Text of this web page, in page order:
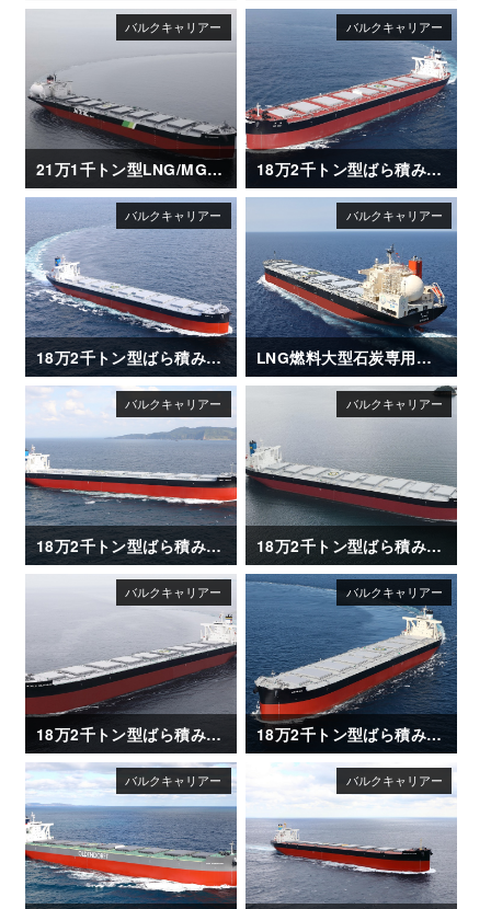
21万1千トン型LNG/MGO 二元燃料ばら積み運搬船「SG SUNRISE」 18万2千トン型ばら積み運搬船「BO MAY」
18万2千トン型ばら積み運搬船「CAPT G」 LNG燃料大型石炭専用船「REIMEI（苓明）」
18万2千トン型ばら積み運搬船「CAPT TASOS」 18万2千トン型ばら積み運搬船「AGIS」
18万2千トン型ばら積み運搬船「WORLD SEAFARER」 18万2千トン型ばら積み運搬船「AQUAJOY」